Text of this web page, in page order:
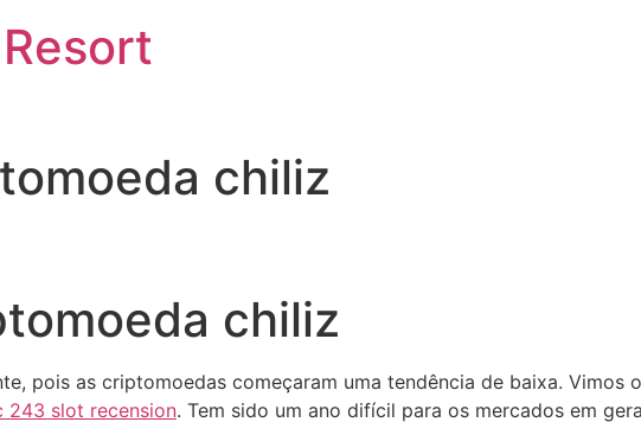
chiliz
chiliz
pois as criptomoedas começaram uma tendência de baixa. Vimos
243 slot recension. Tem sido um ano difícil para os mercados em